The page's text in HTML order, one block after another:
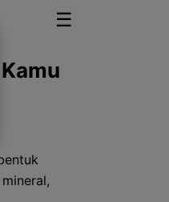
☰